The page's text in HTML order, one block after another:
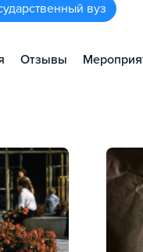
вуз
Отзывы